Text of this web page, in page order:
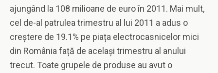
ajungând la 108 milioane de euro în 2011. Mai mult,
cel de-al patrulea trimestru al lui 2011 a adus o
creștere de 19.1% pe piața electrocasnicelor mici
din România față de același trimestru al anului
trecut. Toate grupele de produse au avut o